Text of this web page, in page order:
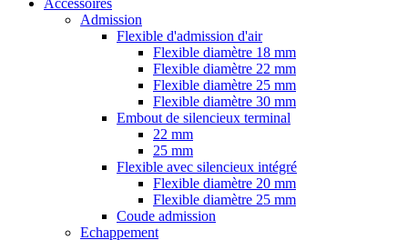
Accessoires
Admission
Flexible d'admission d'air
Flexible diamètre 18 mm
Flexible diamètre 22 mm
Flexible diamètre 25 mm
Flexible diamètre 30 mm
Embout de silencieux terminal
22 mm
25 mm
Flexible avec silencieux intégré
Flexible diamètre 20 mm
Flexible diamètre 25 mm
Coude admission
Echappement